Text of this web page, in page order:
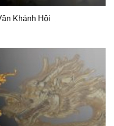
Khánh Hội